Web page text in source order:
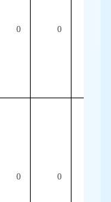
0 0
0 0